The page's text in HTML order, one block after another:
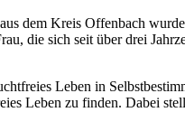
dem Kreis Offenbach
die sich seit über drei
Leben in
Leben zu finden. Dabei